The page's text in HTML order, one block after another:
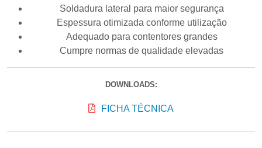
Soldadura lateral para maior segurança
Espessura otimizada conforme utilização
Adequado para contentores grandes
Cumpre normas de qualidade elevadas
DOWNLOADS:
FICHA TÉCNICA